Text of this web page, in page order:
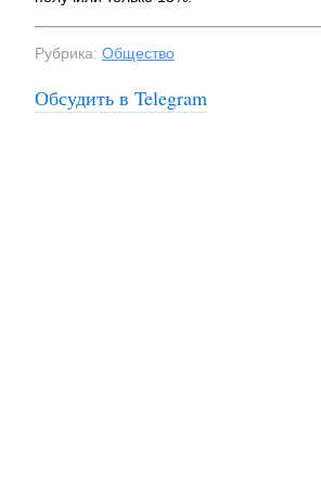
Рубрика: Общество
Обсудить в Telegram